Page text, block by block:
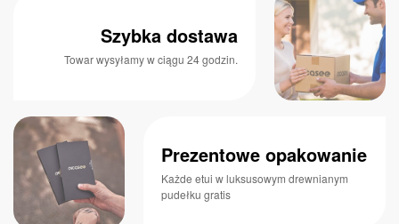
Szybka dostawa
Towar wysyłamy w ciągu 24 godzin.
Prezentowe opakowanie
Każde etui w luksusowym drewnianym
pudełku gratis